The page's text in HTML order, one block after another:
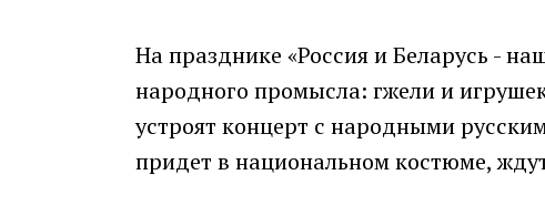
На празднике «Россия и Беларусь -
народного промысла: гжели и
устроят концерт с народными
придет в национальном костюме,